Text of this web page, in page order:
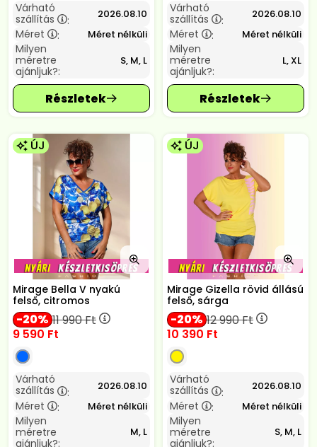
Várható
szállítás
: 2026.08.10
Méret : Méret nélküli
Milyen
méretre
ajánljuk?:
S, M, L
Várható
szállítás
: 2026.08.10
Méret : Méret nélküli
Milyen
méretre
ajánljuk?:
L, XL
ÚJ
Mirage Bella V nyakú
felső, citromos
20 11 990Ft
9 590 Ft
Várható
szállítás
: 2026.08.10
Méret : Méret nélküli
Milyen
méretre
ajánljuk?:
M, L
ÚJ
Mirage Gizella rövid állású
felső, sárga
20 12 990Ft
10 390 Ft
Várható
szállítás
: 2026.08.10
Méret : Méret nélküli
Milyen
méretre
ajánljuk?:
S, M, L